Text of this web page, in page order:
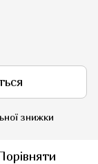
знижки